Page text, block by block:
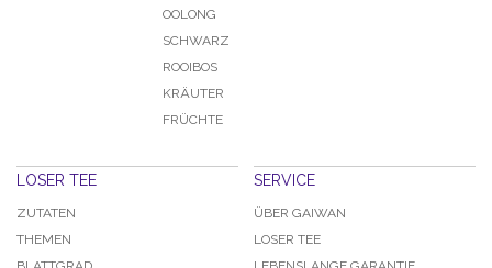
OOLONG
SCHWARZ
ROOIBOS
KRÄUTER
FRÜCHTE
LOSER TEE
ZUTATEN
THEMEN
SERVICE
ÜBER GAIWAN
LOSER TEE